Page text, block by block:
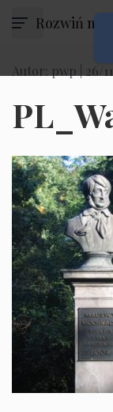
Rozwiń
Autor: pwp | 26/